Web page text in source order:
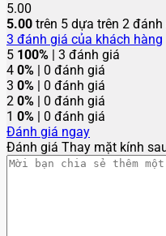
5.00
5.00 trên 5 dựa trên 2 đánh
3 đánh giá của khách hàng
5 100% | 3 đánh giá
4 0% | 0 đánh giá
3 0% | 0 đánh giá
2 0% | 0 đánh giá
1 0% | 0 đánh giá
Đánh giá ngay
Đánh giá Thay mặt kính